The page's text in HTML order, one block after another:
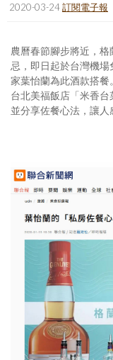
餐桌週記
享樂隨手拍
照相簿
創意出版服務
歷史區
關於Yilan
個人著作
活動實況記錄
媒體報導一覽
合作與代言
2020-03-24訂閱電子報
農曆春節腳步將近，
忌，即日起於台灣機
家葉怡蘭為此酒款搭
台北美福飯店「米香台
並分享佐餐心法，讓